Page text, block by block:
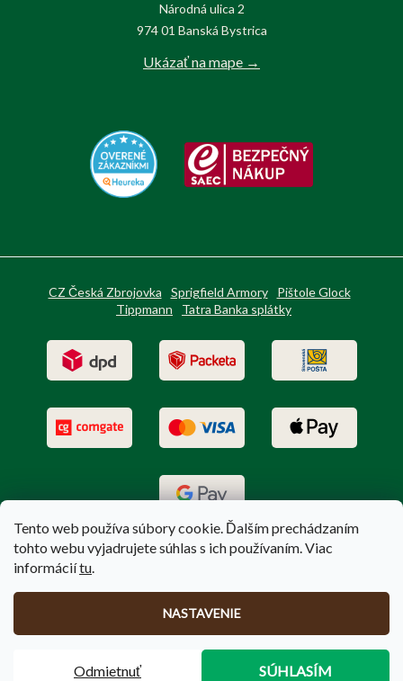
Tento web používa súbory cookie. Ďalším prechádzaním
tohto webu vyjadrujete súhlas s ich používaním. Viac
informáciítu.
NASTAVENIE
Odmietnuť SÚHLASÍM
Národná ulica 2
974 01 Banská Bystrica
Ukázať na mape →
CZ Česká Zbrojovka Sprigfield Armory
Pištole Glock
Tippmann
Tatra Banka splátky
PoľovníctvoTerem.sk. Všetky práva vyhradené.
Upraviť nastavenie cookies